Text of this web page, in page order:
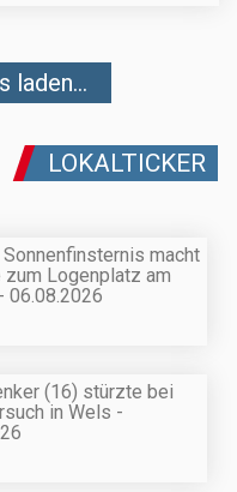
laden...
LOKALTICKER
macht
Logenplatz am
06.08.2026
(16) stürzte bei
in Wels -